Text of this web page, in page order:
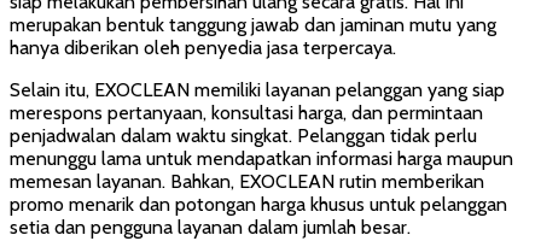
merupakan bentuk tanggung jawab dan jaminan mutu yang
hanya diberikan oleh penyedia jasa terpercaya.
Selain itu, EXOCLEAN memiliki layanan pelanggan yang siap
merespons pertanyaan, konsultasi harga, dan permintaan
penjadwalan dalam waktu singkat. Pelanggan tidak perlu
menunggu lama untuk mendapatkan informasi harga maupun
memesan layanan. Bahkan, EXOCLEAN rutin memberikan
promo menarik dan potongan harga khusus untuk pelanggan
setia dan pengguna layanan dalam jumlah besar.